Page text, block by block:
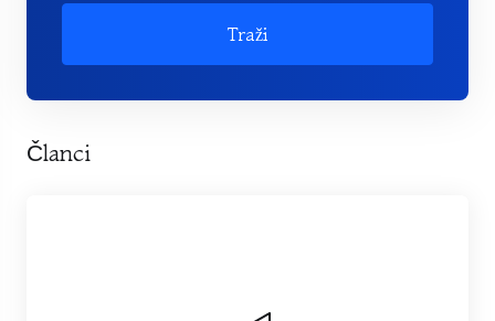
Traži
Članci